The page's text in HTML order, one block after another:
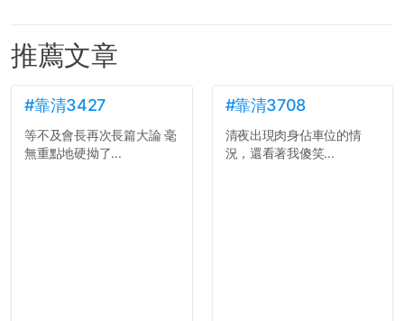
推薦文章
#靠清3427
等不及會長再次長篇大論 毫
無重點地硬拗了...
#靠清3708
清夜出現肉身佔車位的情
況，還看著我傻笑...